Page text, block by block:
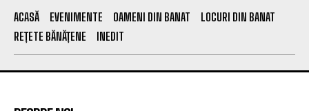
ACASĂ EVENIMENTE OAMENI DIN BANAT
LOCURI DIN BANAT
REȚETE BĂNĂȚENE
INEDIT